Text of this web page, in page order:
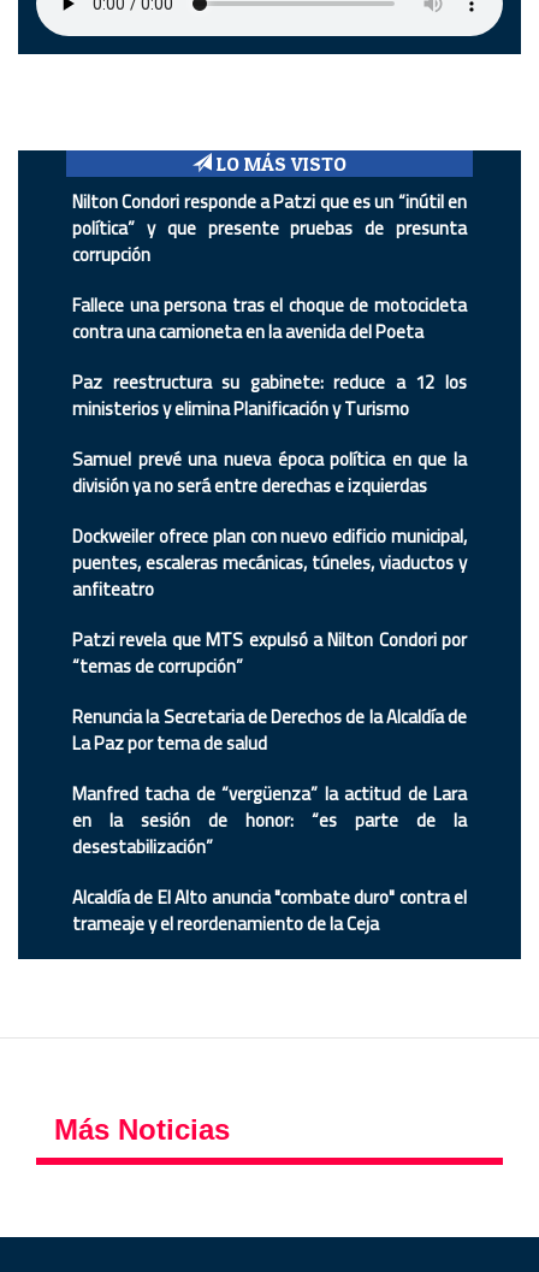
LO MÁS VISTO
Nilton Condori responde a Patzi que es un “inútil en
política” y que presente pruebas de presunta
corrupción
Fallece una persona tras el choque de motocicleta
contra una camioneta en la avenida del Poeta
Paz reestructura su gabinete: reduce a 12 los
ministerios y elimina Planificación y Turismo
Samuel prevé una nueva época política en que la
división ya no será entre derechas e izquierdas
Dockweiler ofrece plan con nuevo edificio municipal,
puentes, escaleras mecánicas, túneles, viaductos y
anfiteatro
Patzi revela que MTS expulsó a Nilton Condori por
“temas de corrupción”
Renuncia la Secretaria de Derechos de la Alcaldía de
La Paz por tema de salud
Manfred tacha de “vergüenza” la actitud de Lara
en la sesión de honor: “es parte de la
desestabilización”
Alcaldía de El Alto anuncia "combate duro" contra el
trameaje y el reordenamiento de la Ceja
Más Noticias